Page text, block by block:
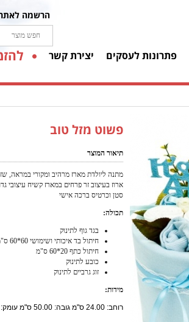
הרשמה
פתרונות לעסקים יצירת קשר
פשוט מזל טוב
תיאור המוצר
מתנה ליולדת מארז מרהיב ומקורי במראה,
ארוז בעיצוב זר פרחים במארז קשיח עיצובי
סטן וכרטיס ברכה אישי
תכולה:
בגד גוף לתינוק
חיתול בד איכותי ושימושי 60*60 ס"מ
חיתול כתף 20*60 ס"מ
כובע לתינוק
זוג גרביים לתינוק
מידות:
רוחב: 24.00 ס"מ גובה: 50.00 ס"מ עומק: 24.00 ס"מ